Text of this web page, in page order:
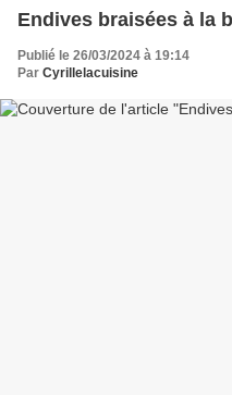
Endives braisées à la
Publié le 26/03/2024 à 19:14
Par Cyrillelacuisine